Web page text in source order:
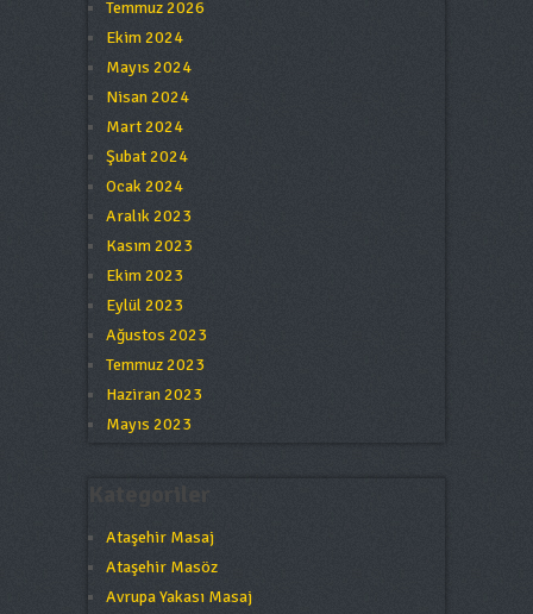
Temmuz 2026
Ekim 2024
Mayıs 2024
Nisan 2024
Mart 2024
Şubat 2024
Ocak 2024
Aralık 2023
Kasım 2023
Ekim 2023
Eylül 2023
Ağustos 2023
Temmuz 2023
Haziran 2023
Mayıs 2023
Ataşehir Masaj
Ataşehir Masöz
Avrupa Yakası Masaj